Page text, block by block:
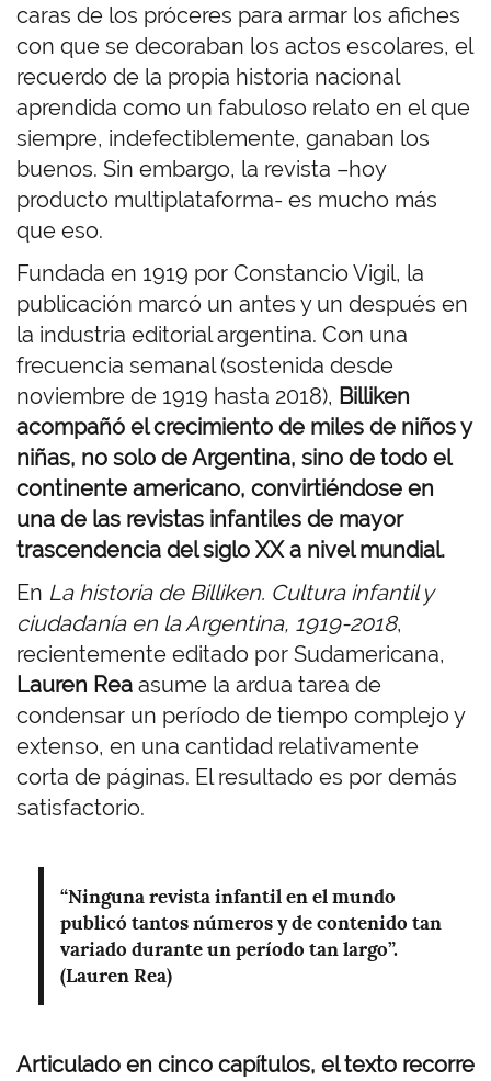
caras de los próceres para armar los afiches
con que se decoraban los actos escolares, el
recuerdo de la propia historia nacional
aprendida como un fabuloso relato en el que
siempre, indefectiblemente, ganaban los
buenos. Sin embargo, la revista –hoy
producto multiplataforma- es mucho más
que eso.
Fundada en 1919 por Constancio Vigil, la
publicación marcó un antes y un después en
la industria editorial argentina. Con una
frecuencia semanal (sostenida desde
noviembre de 1919 hasta 2018), Billiken
acompañó el crecimiento de miles de niños y
niñas, no solo de Argentina, sino de todo el
continente americano, convirtiéndose en
una de las revistas infantiles de mayor
trascendencia del siglo XX a nivel mundial.
En La historia de Billiken. Cultura infantil y
ciudadanía en la Argentina, 1919-2018,
recientemente editado por Sudamericana,
Lauren Rea asume la ardua tarea de
condensar un período de tiempo complejo y
extenso, en una cantidad relativamente
corta de páginas. El resultado es por demás
satisfactorio.
“Ninguna revista infantil en el mundo
publicó tantos números y de contenido tan
variado durante un período tan largo”.
(Lauren Rea)
Articulado en cinco capítulos, el texto recorre